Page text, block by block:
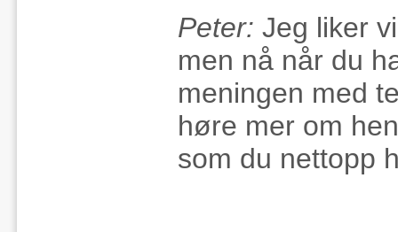
Peter: Jeg liker
men nå når du
meningen med
høre mer om
som du nettopp